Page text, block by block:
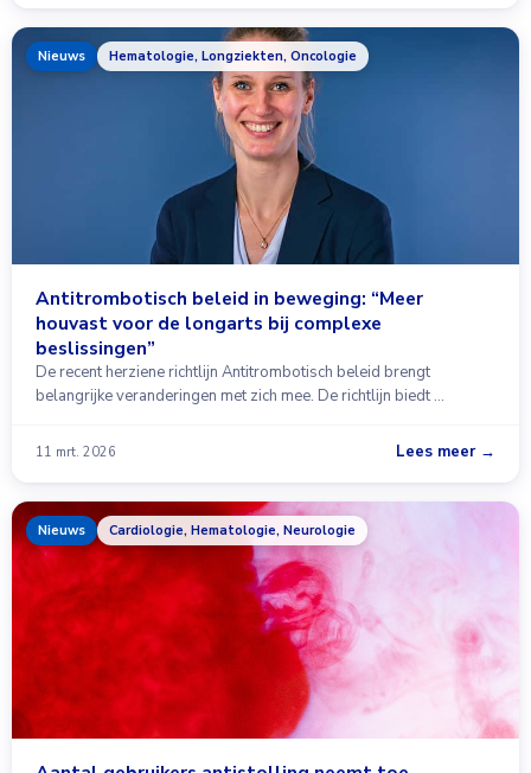
Nieuws Hematologie, Longziekten, Oncologie
Antitrombotisch beleid in beweging: “Meer
houvast voor de longarts bij complexe
beslissingen”
De recent herziene richtlijn Antitrombotisch beleid brengt
belangrijke veranderingen met zich mee. De richtlijn biedt …
11 mrt. 2026 Lees meer →
Nieuws Cardiologie, Hematologie, Neurologie